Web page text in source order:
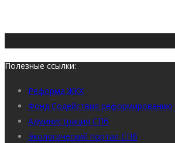
Полезные ссылки:
Реформа ЖКХ
Фонд Содействия
Администрация СПб
Экологический портал СПб